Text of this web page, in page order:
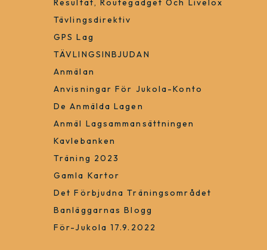
IOF TV Live
Hittegods
Tag Kontakt
TÄVLANDE
Resultat, Routegadget Och Livelox
Tävlingsdirektiv
GPS Lag
TÄVLINGSINBJUDAN
Anmälan
Anvisningar För Jukola-Konto
De Anmälda Lagen
Anmäl Lagsammansättningen
Kavlebanken